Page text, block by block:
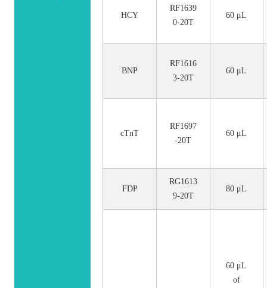
HCY
RF1639
0-20T
60 μL
BNP
RF1616
3-20T
60 μL
cTnT
RF1697
-20T
60 μL
FDP
RG1613
9-20T
80 μL
60 μL
of